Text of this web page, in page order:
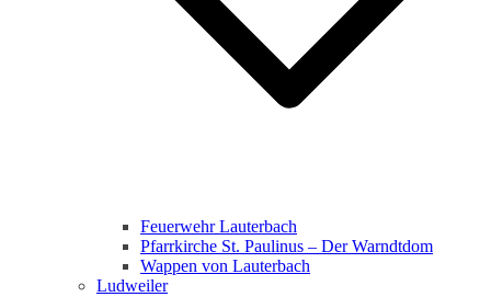
Feuerwehr Lauterbach
Pfarrkirche St. Paulinus – Der Warndtdom
Wappen von Lauterbach
Ludweiler